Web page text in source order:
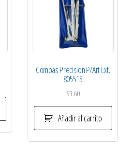
Compas Precision P/Art Ext.
805513
$9.60
Añadir al carrito